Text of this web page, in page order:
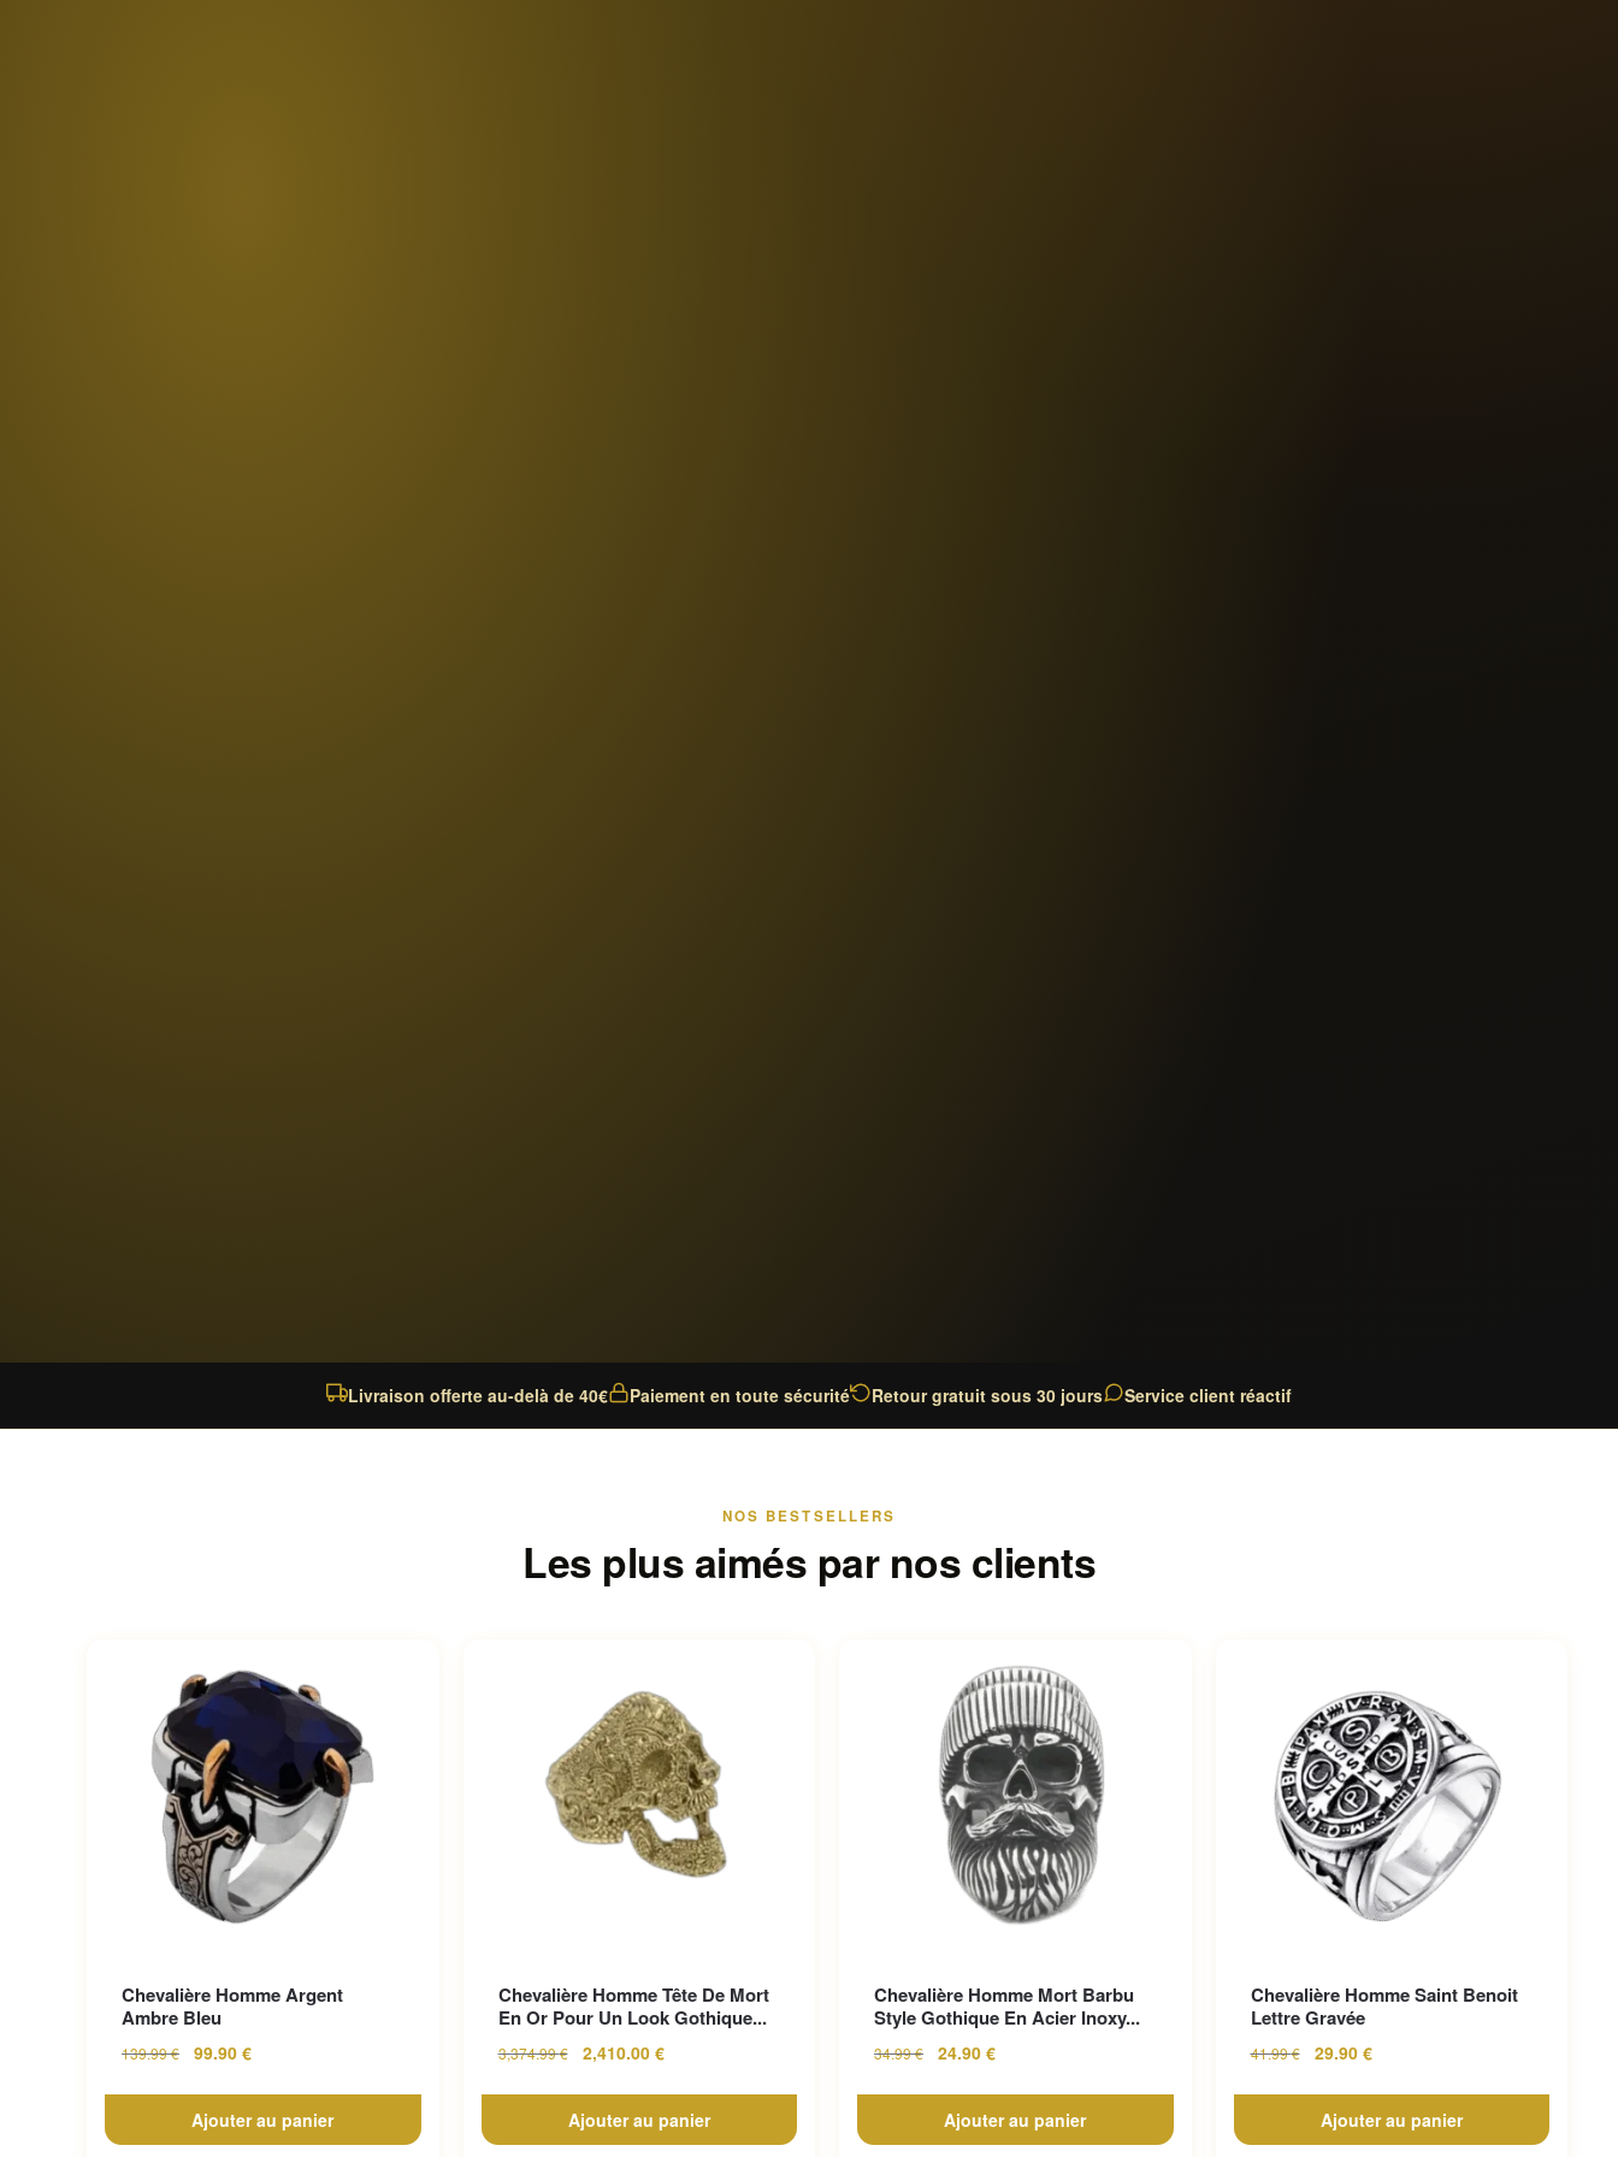
Livraison offerte au-delà de 40€ Paiement en toute sécurité Retour gratuit sous 30 jours Service client réactif
NOS BESTSELLERS
Les plus aimés par nos clients
Chevalière Homme Argent
Ambre Bleu
139.99€ 99.90 €
Ajouter au panier
Chevalière Homme Tête De Mort
En Or Pour Un Look Gothique...
3,374.99€ 2,410.00 €
Ajouter au panier
Chevalière Homme Mort Barbu
Style Gothique En Acier Inoxy...
34.99€ 24.90 €
Ajouter au panier
Chevalière Homme Saint Benoit
Lettre Gravée
41.99€ 29.90 €
Ajouter au panier